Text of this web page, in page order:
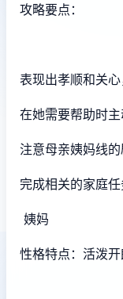
攻略要点：
表现出孝顺和关
在她需要帮助时
注意母亲姨妈线
完成相关的家庭
姨妈
性格特点：活泼